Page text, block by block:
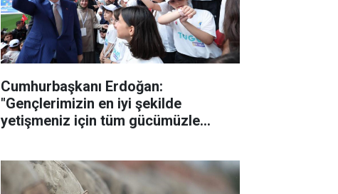
Cumhurbaşkanı Erdoğan:
"Gençlerimizin en iyi şekilde
yetişmeniz için tüm gücümüzle